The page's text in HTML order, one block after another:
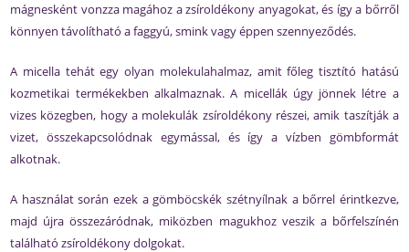
mágnesként vonzza magához a zsíroldékony anyagokat, és így a bőrről
könnyen távolítható a faggyú, smink vagy éppen szennyeződés.
A micella tehát egy olyan molekulahalmaz, amit főleg tisztító hatású
kozmetikai termékekben alkalmaznak. A micellák úgy jönnek létre a
vizes közegben, hogy a molekulák zsíroldékony részei, amik taszítják a
vizet, összekapcsolódnak egymással, és így a vízben gömbformát
alkotnak.
A használat során ezek a gömböcskék szétnyílnak a bőrrel érintkezve,
majd újra összezáródnak, miközben magukhoz veszik a bőrfelszínén
található zsíroldékony dolgokat.